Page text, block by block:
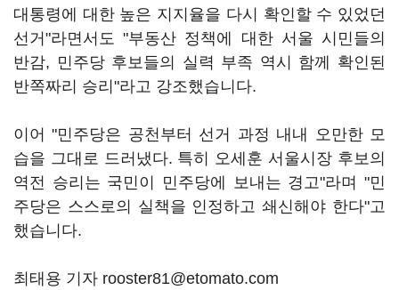
대통령에 대한 높은 지지율을 다시 확인할 수 있었던
선거"라면서도 "부동산 정책에 대한 서울 시민들의
반감, 민주당 후보들의 실력 부족 역시 함께 확인된
반쪽짜리 승리"라고 강조했습니다.
이어 "민주당은 공천부터 선거 과정 내내 오만한 모
습을 그대로 드러냈다. 특히 오세훈 서울시장 후보의
역전 승리는 국민이 민주당에 보내는 경고"라며 "민
주당은 스스로의 실책을 인정하고 쇄신해야 한다"고
했습니다.
최태용 기자 rooster81@etomato.com